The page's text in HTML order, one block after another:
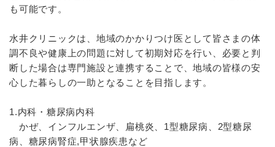
も可能です。
水井クリニックは、地域のかかりつけ医として皆さまの体
調不良や健康上の問題に対して初期対応を行い、必要と判
断した場合は専門施設と連携することで、地域の皆様の安
心した暮らしの一助となることを目指します。
1.内科・糖尿病内科
かぜ、インフルエンザ、扁桃炎、1型糖尿病、2型糖尿
病、糖尿病腎症,甲状腺疾患など